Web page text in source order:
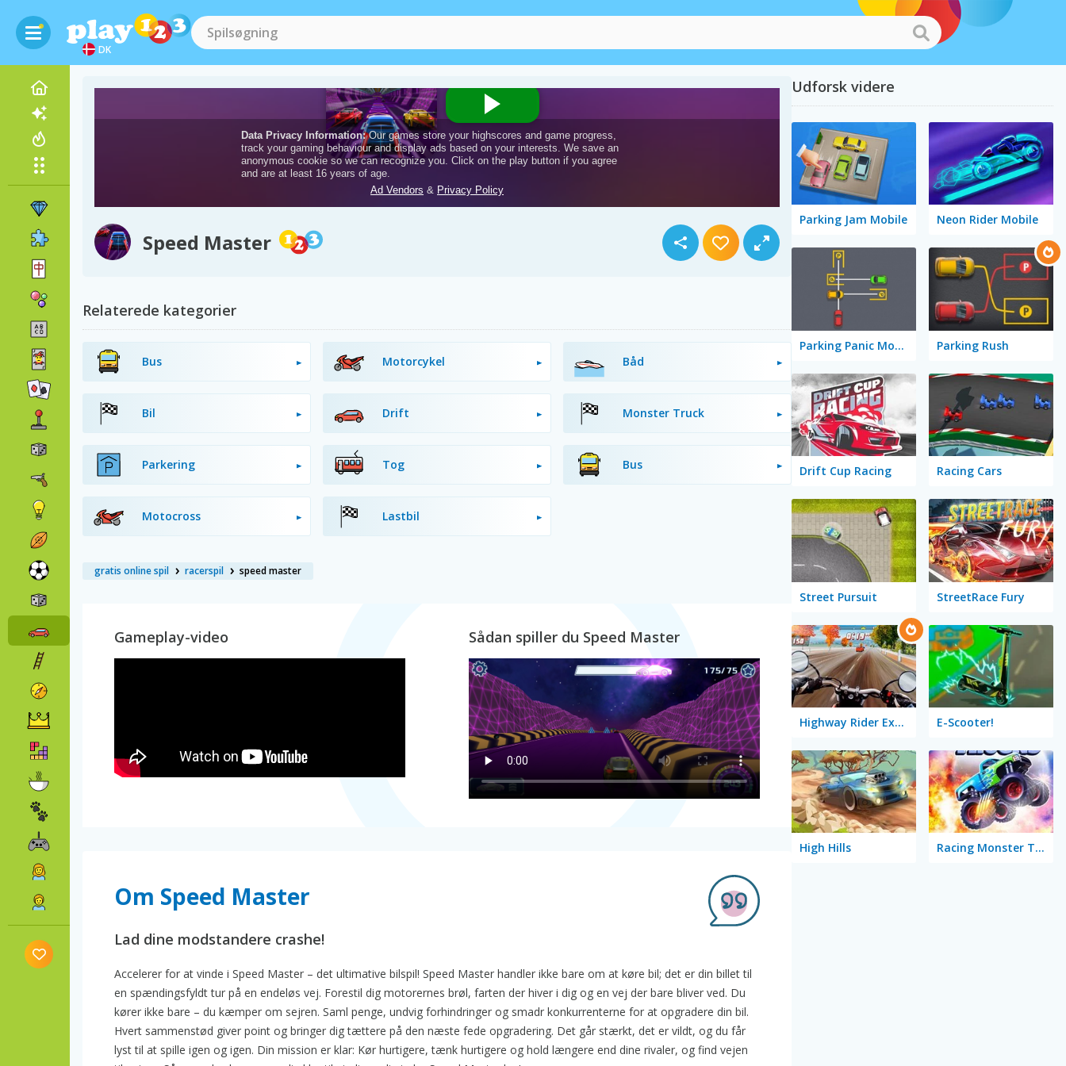
DK
Speed Master
Relaterede kategorier
Bus Motorcykel Båd
Bil Drift Monster Truck
Parkering Tog Bus
Motocross Lastbil
gratis online spil racerspil speed master
Gameplay-video Sådan spiller du Speed Master
Om Speed Master
Lad dine modstandere crashe!
Accelerer for at vinde i Speed Master – det ultimative bilspil! Speed Master handler ikke bare om at køre bil; det er din billet til
en spændingsfyldt tur på en endeløs vej. Forestil dig motorernes brøl, farten der hiver i dig og en vej der bare bliver ved. Du
kører ikke bare – du kæmper om sejren. Saml penge, undvig forhindringer og smadr konkurrenterne for at opgradere din bil.
Hvert sammenstød giver point og bringer dig tættere på den næste fede opgradering. Det går stærkt, det er vildt, og du får
lyst til at spille igen og igen. Din mission er klar: Kør hurtigere, tænk hurtigere og hold længere end dine rivaler, og find vejen
Udforsk videre
Parking Jam Mobile Neon Rider Mobile
Parking Panic Mobile Parking Rush
Drift Cup Racing Racing Cars
Street Pursuit StreetRace Fury
Highway Rider Extreme E-Scooter!
High Hills Racing Monster Trucks